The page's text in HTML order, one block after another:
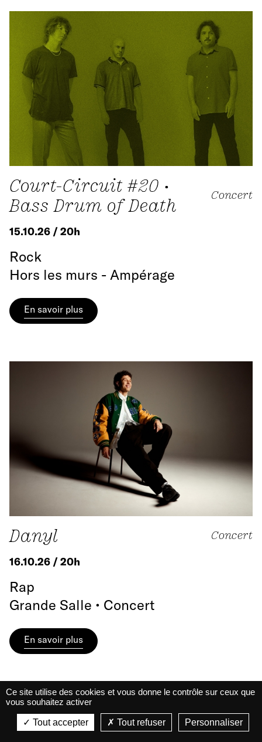
Court-Circuit #20 •
Bass Drum of Death
Concert
15.10.26 / 20h
Rock
Hors les murs - Ampérage
En savoir plus
Danyl Concert
16.10.26 / 20h
Rap
Grande Salle • Concert
En savoir plus
La Belle Électrique
La Belle Électrique
VIEW - On Google Play
VIEW
Ce site utilise des cookies et vous donne le contrôle sur ceux que
vous souhaitez activer
Tout accepter Tout refuser Personnaliser